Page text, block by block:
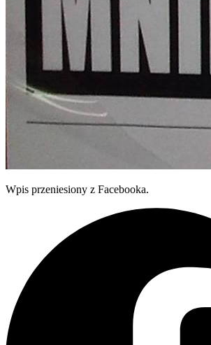
Wpis przeniesiony z Facebooka.